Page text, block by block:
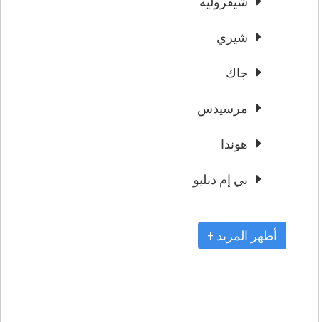
شيري
جاك
مرسيدس
هوندا
بي إم دبليو
+ أظهر المزيد